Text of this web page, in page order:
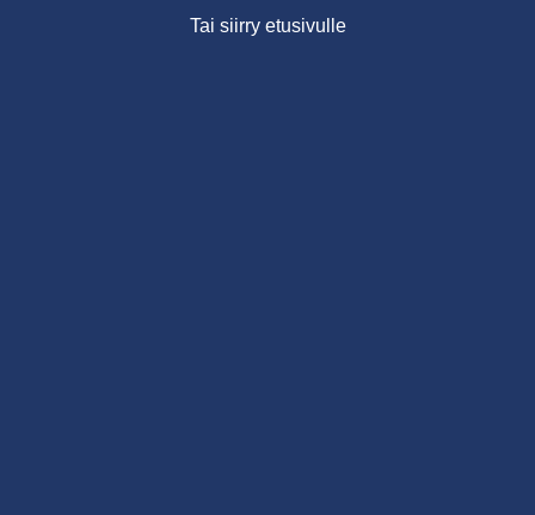
Tai siirry etusivulle